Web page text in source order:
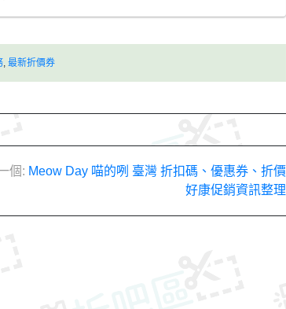
, 最新折價券
個: Meow Day 喵的咧 臺灣 折扣碼、優惠券、折價
好康促銷資訊整理